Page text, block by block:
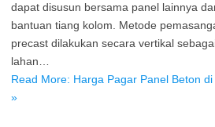
dapat disusun bersama panel lainnya
bantuan tiang kolom. Metode
precast dilakukan secara vertikal
lahan…
Read More: Harga Pagar Panel Beton
»